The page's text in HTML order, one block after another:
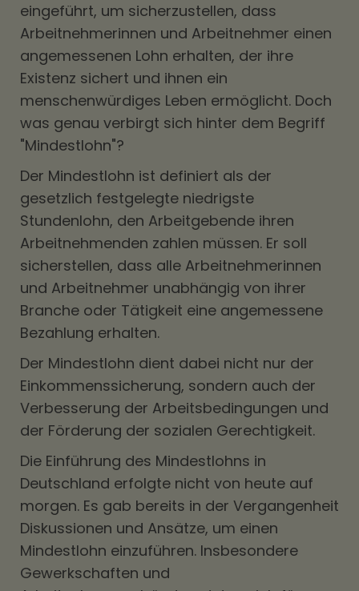
eingeführt, um sicherzustellen, dass
Arbeitnehmerinnen und Arbeitnehmer einen
angemessenen Lohn erhalten, der ihre
Existenz sichert und ihnen ein
menschenwürdiges Leben ermöglicht. Doch
was genau verbirgt sich hinter dem Begriff
"Mindestlohn"?
Der Mindestlohn ist definiert als der
gesetzlich festgelegte niedrigste
Stundenlohn, den Arbeitgebende ihren
Arbeitnehmenden zahlen müssen. Er soll
sicherstellen, dass alle Arbeitnehmerinnen
und Arbeitnehmer unabhängig von ihrer
Branche oder Tätigkeit eine angemessene
Bezahlung erhalten.
Der Mindestlohn dient dabei nicht nur der
Einkommenssicherung, sondern auch der
Verbesserung der Arbeitsbedingungen und
der Förderung der sozialen Gerechtigkeit.
Die Einführung des Mindestlohns in
Deutschland erfolgte nicht von heute auf
morgen. Es gab bereits in der Vergangenheit
Diskussionen und Ansätze, um einen
Mindestlohn einzuführen. Insbesondere
Gewerkschaften und